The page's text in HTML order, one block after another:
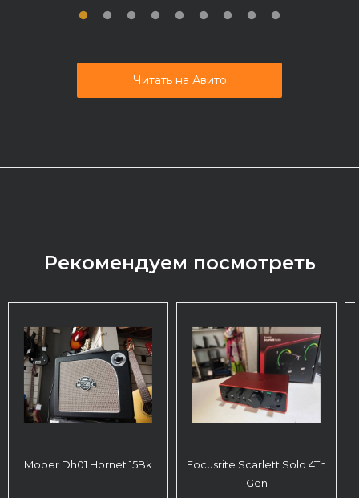
Читать на Авито
Рекомендуем посмотреть
Mooer Dh01 Hornet 15Bk
Focusrite Scarlett Solo 4Th
Gen